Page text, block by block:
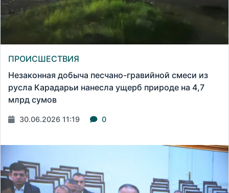
ПРОИСШЕСТВИЯ
Незаконная добыча песчано-гравийной смеси из
русла Карадарьи нанесла ущерб природе на 4,7
млрд сумов
30.06.2026 11:19 0